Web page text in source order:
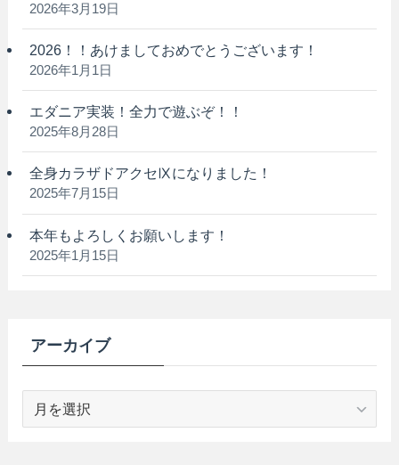
2026年3月19日
2026！！あけましておめでとうございます！
2026年1月1日
エダニア実装！全力で遊ぶぞ！！
2025年8月28日
全身カラザドアクセⅨになりました！
2025年7月15日
本年もよろしくお願いします！
2025年1月15日
アーカイブ